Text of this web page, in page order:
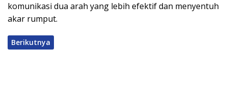
komunikasi dua arah yang lebih efektif dan menyentuh
akar rumput.
Berikutnya